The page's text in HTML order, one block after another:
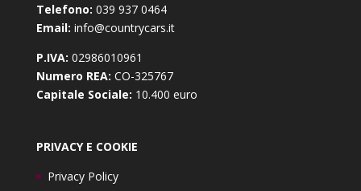
Telefono: 039 937 0464
Email: info@countrycars.it
P.IVA: 02986010961
Numero REA: CO-325767
Capitale Sociale: 10.400 euro
PRIVACY E COOKIE
Privacy Policy